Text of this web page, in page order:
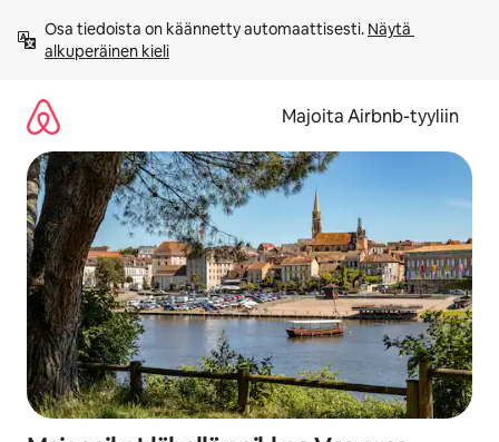
sisältö
väliin
Osa tiedoista on käännetty automaattisesti. Näytä
alkuperäinen kieli
Majoita Airbnb-tyyliin